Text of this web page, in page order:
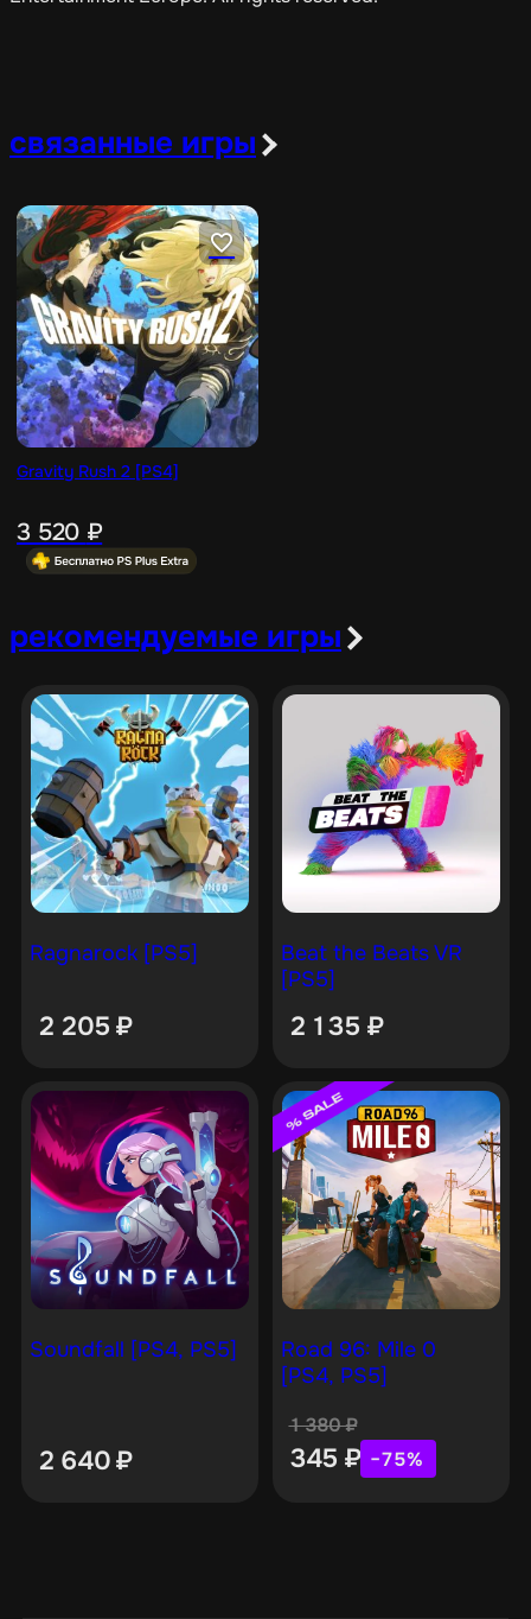
связанные игры
Gravity Rush 2 [PS4]
3 520 ₽
рекомендуемые игры
Ragnarock [PS5]
2 205 ₽
Beat the Beats VR
[PS5]
2 135 ₽
Soundfall [PS4, PS5]
2 640₽
Road 96: Mile 0
[PS4, PS5]
1 380₽
345 ₽ −75%